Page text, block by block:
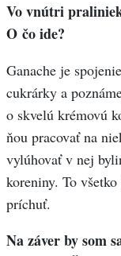
Vo vnútri
O čo ide?
Ganache je
cukrárky a
o skvelú krémovú
ňou pracovať na
vylúhovať v nej
koreniny. To
príchuť.
Na záver by som